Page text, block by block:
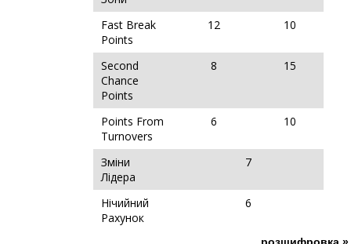
Fast Break
Points
12 10
Second
Chance
Points
8 15
Points From
Turnovers
6 10
Зміни
Лідера
7
Нічийний
Рахунок
6